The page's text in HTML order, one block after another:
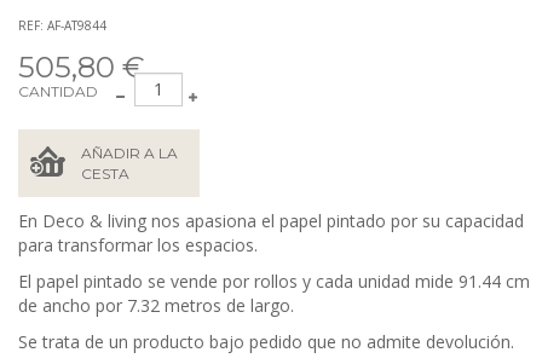
REF: AF-AT9844
505,80 €
CANTIDAD
AÑADIR A LA
CESTA
En Deco & living nos apasiona el papel pintado por su capacidad
para transformar los espacios.
El papel pintado se vende por rollos y cada unidad mide 91.44 cm
de ancho por 7.32 metros de largo.
Se trata de un producto bajo pedido que no admite devolución.